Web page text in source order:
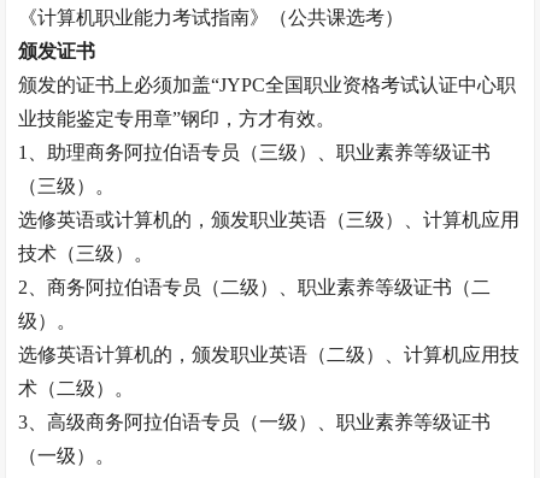
《计算机职业能力考试指南》（公共课选考）
颁发证书
颁发的证书上必须加盖“JYPC全国职业资格考试认证中心职
业技能鉴定专用章”钢印，方才有效。
1、助理商务阿拉伯语专员 （三级）、职业素养等级证书
（三级）。
选修英语或计算机的，颁发职业英语（三级）、计算机应用
技术（三级）。
2、商务阿拉伯语专员 （二级）、职业素养等级证书（二
级）。
选修英语计算机的，颁发职业英语（二级）、计算机应用技
术（二级）。
3、高级商务阿拉伯语专员 （一级）、职业素养等级证书
（一级）。